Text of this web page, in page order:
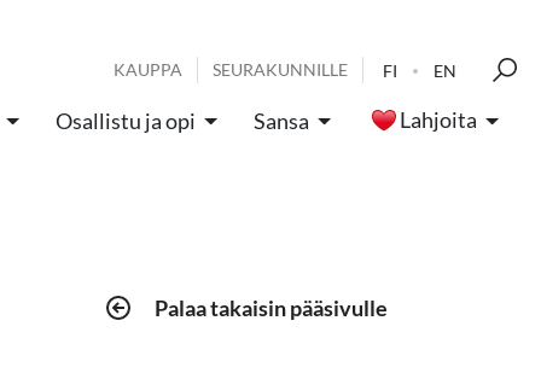
KAUPPA SEURAKUNNILLE FI EN
Osallistu ja opi Sansa Lahjoita
Palaa takaisin pääsivulle